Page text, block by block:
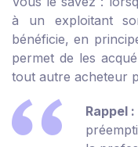
à un exploitant
bénéficie, en
permet de les
tout autre acheteur
Rappel :